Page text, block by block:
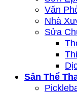
Văn
Nhà
Sửa
Sân Thể